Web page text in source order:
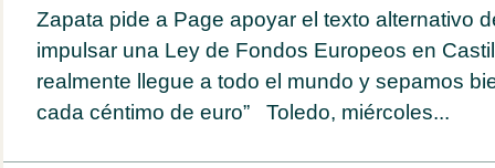
Zapata pide a Page apoyar el texto alternativo
impulsar una Ley de Fondos Europeos en
realmente llegue a todo el mundo y sepamos
cada céntimo de euro” Toledo, miércoles...